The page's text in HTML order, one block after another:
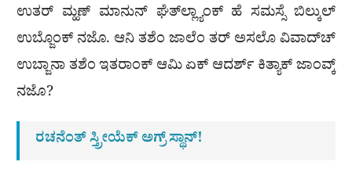
ಉತರ್ ಮ್ಹಣ್ ಮಾನುನ್ ಘೆತ್‍ಲ್ಲ್ಯಾಂಕ್ ಹೆ ಸಮಸ್ಸೆ ಬಿಲ್ಕುಲ್
ಉಬ್ಜೊಂಕ್ ನಜೊ. ಆನಿ ತಶೆಂ ಜಾಲೆಂ ತರ್ ಅಸಲೊ ವಿವಾದ್‍ಚ್
ಉಬ್ಜಾನಾ ತಶೆಂ ಇತರಾಂಕ್ ಆಮಿ ಏಕ್ ಆದರ್ಶ್ ಕಿತ್ಯಾಕ್ ಜಾಂವ್ಕ್
ನಜೊ?
ರಚನೆಂತ್ ಸ್ತ್ರೀಯೆಕ್ ಅಗ್ರ್ ಸ್ಥಾನ್!